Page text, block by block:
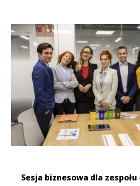
Sesja biznesowa dla zespołu